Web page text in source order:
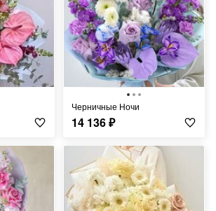
Черничные Ночи
14 136₽